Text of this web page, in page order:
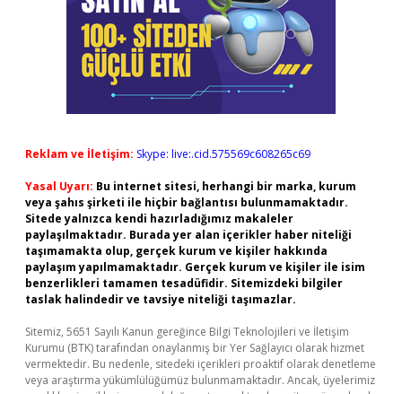
Reklam ve İletişim: Skype: live:.cid.575569c608265c69
Yasal Uyarı: Bu internet sitesi, herhangi bir marka, kurum
veya şahıs şirketi ile hiçbir bağlantısı bulunmamaktadır.
Sitede yalnızca kendi hazırladığımız makaleler
paylaşılmaktadır. Burada yer alan içerikler haber niteliği
taşımamakta olup, gerçek kurum ve kişiler hakkında
paylaşım yapılmamaktadır. Gerçek kurum ve kişiler ile isim
benzerlikleri tamamen tesadüfidir. Sitemizdeki bilgiler
taslak halindedir ve tavsiye niteliği taşımazlar.
Sitemiz, 5651 Sayılı Kanun gereğince Bilgi Teknolojileri ve İletişim
Kurumu (BTK) tarafından onaylanmış bir Yer Sağlayıcı olarak hizmet
vermektedir. Bu nedenle, sitedeki içerikleri proaktif olarak denetleme
veya araştırma yükümlülüğümüz bulunmamaktadır. Ancak, üyelerimiz